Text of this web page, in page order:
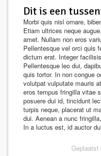
Dit is een
Morbi quis nisl ornare,
Etiam ultrices neque
amet. Nullam non eros
Pellentesque vel orci quis
dictum erat. Integer
Pellentesque leo dui,
quis tortor. In non congue
volutpat vulputate mauris
eros tempus fringilla vitae
posuere dui id, tincidunt
turpis neque, placerat ut
dui. Aenean a nunc
In a luctus est, id auctor
Geplaatst